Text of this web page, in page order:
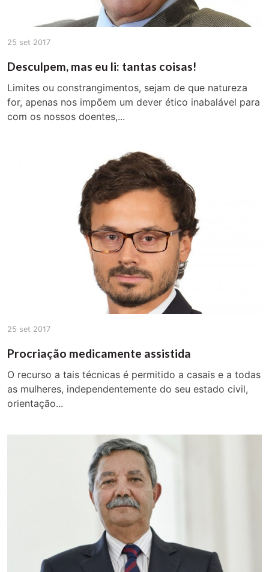
25 set 2017
Desculpem, mas eu li: tantas coisas!
Limites ou constrangimentos, sejam de que natureza
for, apenas nos impõem um dever ético inabalável para
com os nossos doentes,...
25 set 2017
Procriação medicamente assistida
O recurso a tais técnicas é permitido a casais e a todas
as mulheres, independentemente do seu estado civil,
orientação...